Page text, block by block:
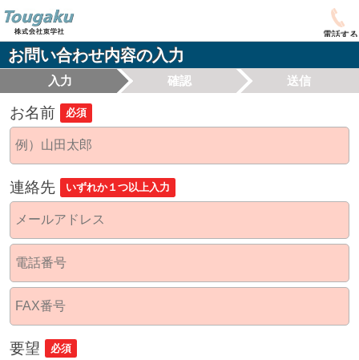
電話する
お問い合わせ内容の入力
入力 確認 送信
お名前 必須
連絡先 いずれか１つ以上入力
要望 必須